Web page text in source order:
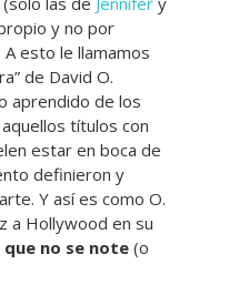
y no por
esto le llamamos
de David O.
aprendido de los
títulos con
estar en boca de
definieron y
Y así es como O.
a Hollywood en su
no se note (o